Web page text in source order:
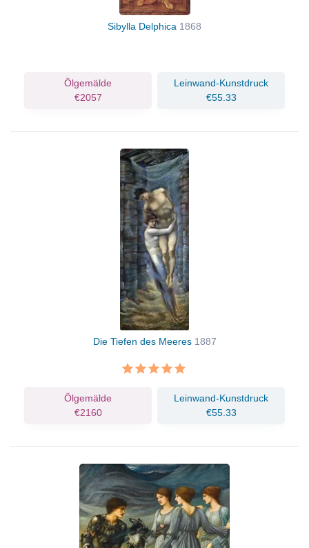
Sibylla Delphica 1868
Ölgemälde
€2057
Leinwand-Kunstdruck
€55.33
Die Tiefen des Meeres 1887
Ölgemälde
€2160
Leinwand-Kunstdruck
€55.33